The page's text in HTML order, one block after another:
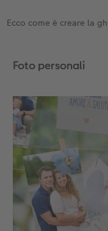
Ecco come è creare la
Foto personali